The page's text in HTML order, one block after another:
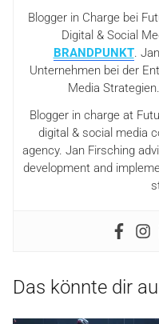
Blogger in Charge bei
Digital & Social
BRANDPUNKT.
Unternehmen bei der
Media Strategien.
Blogger in charge at
digital & social media
agency. Jan Firsching
development and
Das könnte dir